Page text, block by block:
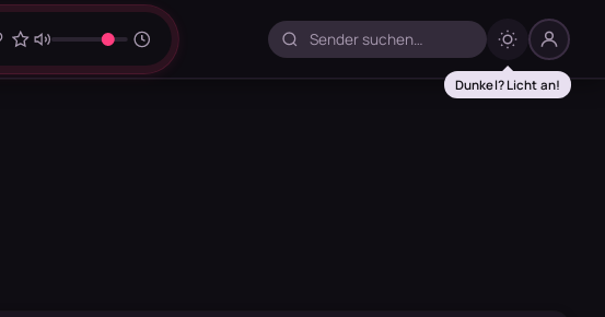
Dunkel? Licht an!